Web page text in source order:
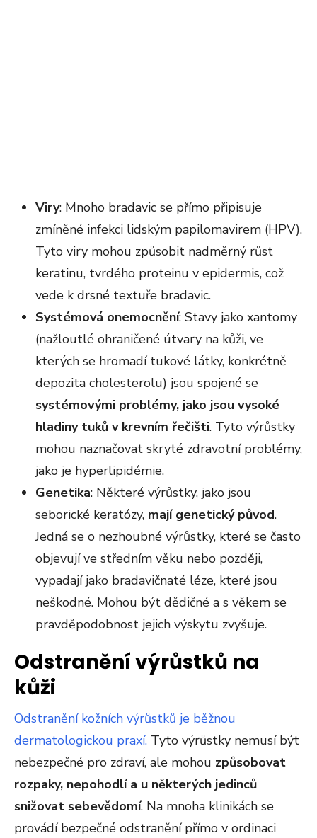
Viry: Mnoho bradavic se přímo připisuje
zmíněné infekci lidským papilomavirem (HPV).
Tyto viry mohou způsobit nadměrný růst
keratinu, tvrdého proteinu v epidermis, což
vede k drsné textuře bradavic.
Systémová onemocnění: Stavy jako xantomy
(nažloutlé ohraničené útvary na kůži, ve
kterých se hromadí tukové látky, konkrétně
depozita cholesterolu) jsou spojené se
systémovými problémy, jako jsou vysoké
hladiny tuků v krevním řečišti. Tyto výrůstky
mohou naznačovat skryté zdravotní problémy,
jako je hyperlipidémie.
Genetika: Některé výrůstky, jako jsou
seborické keratózy, mají genetický původ.
Jedná se o nezhoubné výrůstky, které se často
objevují ve středním věku nebo později,
vypadají jako bradavičnaté léze, které jsou
neškodné. Mohou být dědičné a s věkem se
pravděpodobnost jejich výskytu zvyšuje.
Odstranění výrůstků na
kůži
Odstranění kožních výrůstků je běžnou
dermatologickou praxí. Tyto výrůstky nemusí být
nebezpečné pro zdraví, ale mohou způsobovat
rozpaky, nepohodlí a u některých jedinců
snižovat sebevědomí. Na mnoha klinikách se
provádí bezpečné odstranění přímo v ordinaci